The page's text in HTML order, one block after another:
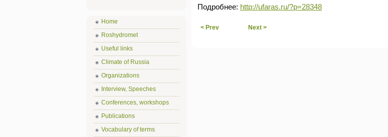
Подробнее: http://ufaras.ru/?p=28348
< Prev Next >
Home
Roshydromet
Useful links
Climate of Russia
Organizations
Interview, Speeches
Conferences, workshops
Publications
Vocabulary of terms